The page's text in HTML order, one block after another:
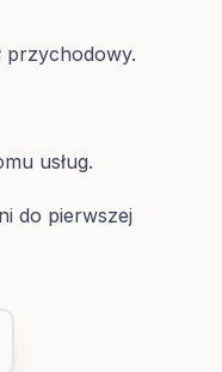
przychodowy.
usług.
do pierwszej